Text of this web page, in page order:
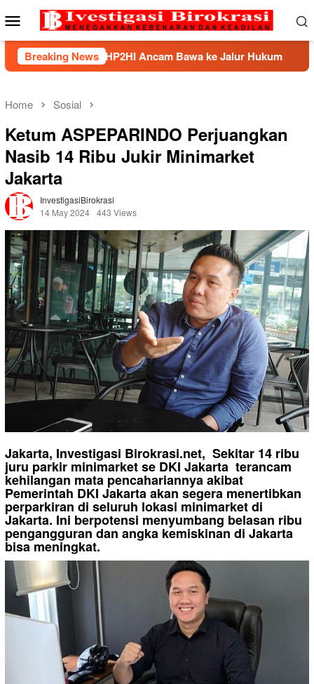
to
Mobile
Menu
Breaking News
BHP2HI Ancam Bawa ke Jalur Hukum Kemnaker
Home Sosial
Ketum ASPEPARINDO Perjuangkan
Nasib 14 Ribu Jukir Minimarket
Jakarta
InvestigasiBirokrasi
14 May 2024 443 Views
Jakarta, Investigasi Birokrasi.net, Sekitar 14 ribu
juru parkir minimarket se DKI Jakarta terancam
kehilangan mata pencahariannya akibat
Pemerintah DKI Jakarta akan segera menertibkan
perparkiran di seluruh lokasi minimarket di
Jakarta. Ini berpotensi menyumbang belasan ribu
pengangguran dan angka kemiskinan di Jakarta
bisa meningkat.